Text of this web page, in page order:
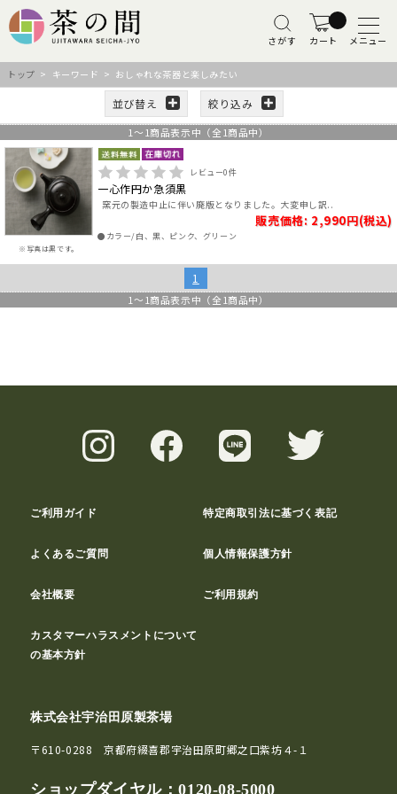
さがす カート メニュー
トップ > キーワード > おしゃれな茶器と楽しみたい
並び替え 絞り込み
1 ～ 1商品表示中（全 1商品中）
※写真は黒です。
レビュー0件
一心作円か急須黒
窯元の製造中止に伴い廃版となりました。大変申し訳..
販売価格: 2,990円(税込)
●カラー/白、黒、ピンク、グリーン
1
1 ～ 1商品表示中（全 1商品中）
ご利用ガイド 特定商取引法に基づく表記
よくあるご質問 個人情報保護方針
会社概要 ご利用規約
カスタマーハラスメントについて
の基本方針
株式会社宇治田原製茶場
〒610-0288 京都府綴喜郡宇治田原町郷之口紫坊４-１
ショップダイヤル：0120-08-5000